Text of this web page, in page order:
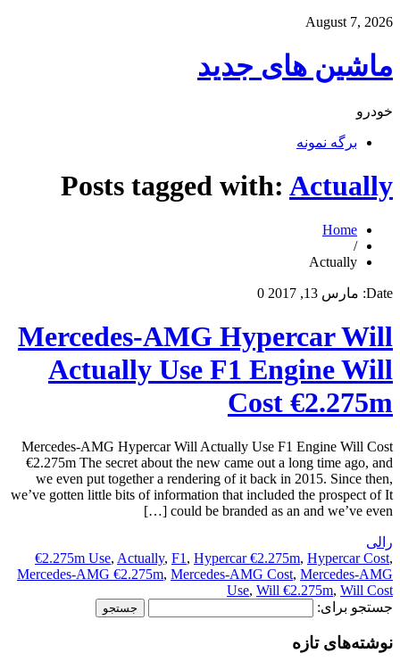
August 7, 2026
ماشین های جدید
خودرو
برگه نمونه
Posts tagged with: Actually
Home
/
Actually
Date: مارس 13, 2017 0
Mercedes-AMG Hypercar Will
Actually Use F1 Engine Will
Cost €2.275m
Mercedes-AMG Hypercar Will Actually Use F1 Engine Will Cost
€2.275m The secret about the new came out a long time ago, and
we even put together a rendering of it back in 2015. Since then,
we’ve gotten little bits of information that included the prospect of It
could be branded as an and we’ve even […]
رالی
€2.275m Use, Actually, F1 , Hypercar €2.275m, Hypercar Cost,
Mercedes-AMG €2.275m, Mercedes-AMG Cost, Mercedes-AMG
Use, Will €2.275m, Will Cost
جستجو برای:
نوشته‌های تازه